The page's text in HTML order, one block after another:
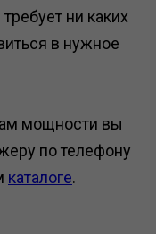
ни каких
в нужное
мощности вы
по телефону
каталоге.